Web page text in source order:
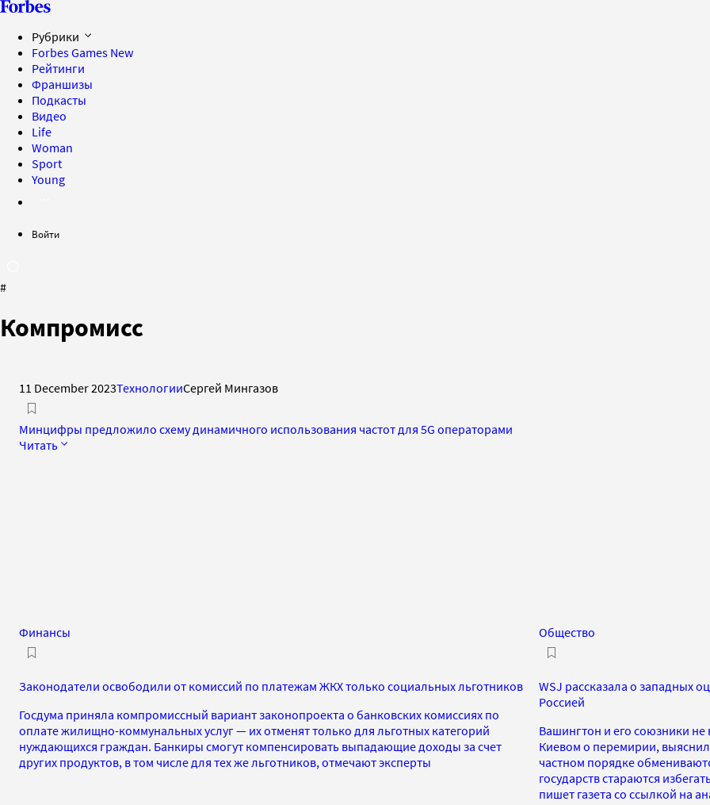
Рубрики
Forbes Games New
Рейтинги
Франшизы
Подкасты
Видео
Life
Woman
Sport
Young
Войти
#
Компромисс
11 December 2023ТехнологииСергей Мингазов
Минцифры предложило схему динамичного использования частот для 5G операторами
Читать
Финансы
Законодатели освободили от комиссий по платежам ЖКХ только социальных льготников
Госдума приняла компромиссный вариант законопроекта о банковских комиссиях по
оплате жилищно-коммунальных услуг — их отменят только для льготных категорий
нуждающихся граждан. Банкиры смогут компенсировать выпадающие доходы за счет
других продуктов, в том числе для тех же льготников, отмечают эксперты
Общество
WSJ рассказала о западных
Россией
Вашингтон и его союзники
Киевом о перемирии,
частном порядке
государств стараются
пишет газета со ссылкой на